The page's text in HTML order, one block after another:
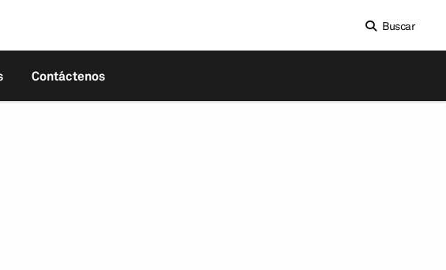
Buscar
Contáctenos